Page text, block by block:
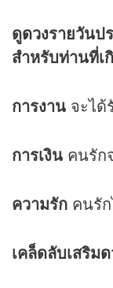
ดูดวงรายวันป
สำหรับท่านที่เ
การงาน จะไ
การเงิน คนรัก
ความรัก คนรั
เคล็ดลับเสริม